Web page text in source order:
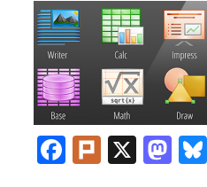
Fa
Pl
X
M